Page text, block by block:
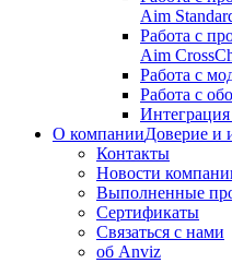
Aim
Работа с
Aim
Работа с
Работа с
О компанииДоверие и
Контакты
Новости
Выполненные
Сертификаты
Связаться с нами
об Anviz